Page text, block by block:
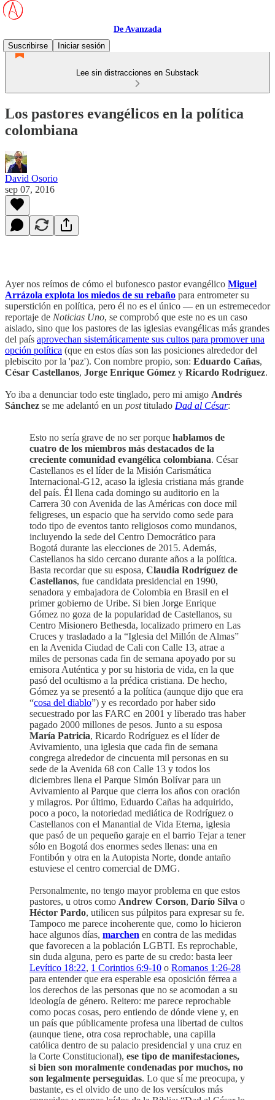
De Avanzada
Suscribirse
Iniciar sesión
Lee sin distracciones en Substack
Los pastores evangélicos en la política
colombiana
David Osorio
sep 07, 2016
Ayer nos reímos de cómo el bufonesco pastor evangélico Miguel
Arrázola explota los miedos de su rebaño para entrometer su
superstición en política, pero él no es el único — en un estremecedor
reportaje de Noticias Uno, se comprobó que este no es un caso
aislado, sino que los pastores de las iglesias evangélicas más grandes
del país aprovechan sistemáticamente sus cultos para promover una
opción política (que en estos días son las posiciones alrededor del
plebiscito por la 'paz'). Con nombre propio, son: Eduardo Cañas,
César Castellanos, Jorge Enrique Gómez y Ricardo Rodríguez.
Yo iba a denunciar todo este tinglado, pero mi amigo Andrés
Sánchez se me adelantó en un posttitulado Dad al César:
Esto no sería grave de no ser porque hablamos de
cuatro de los miembros más destacados de la
creciente comunidad evangélica colombiana. César
Castellanos es el líder de la Misión Carismática
Internacional-G12, acaso la iglesia cristiana más grande
del país. Él llena cada domingo su auditorio en la
Carrera 30 con Avenida de las Américas con doce mil
feligreses, un espacio que ha servido como sede para
todo tipo de eventos tanto religiosos como mundanos,
incluyendo la sede del Centro Democrático para
Bogotá durante las elecciones de 2015. Además,
Castellanos ha sido cercano durante años a la política.
Basta recordar que su esposa, Claudia Rodríguez de
Castellanos, fue candidata presidencial en 1990,
senadora y embajadora de Colombia en Brasil en el
primer gobierno de Uribe. Si bien Jorge Enrique
Gómez no goza de la popularidad de Castellanos, su
Centro Misionero Bethesda, localizado primero en Las
Cruces y trasladado a la “Iglesia del Millón de Almas”
en la Avenida Ciudad de Cali con Calle 13, atrae a
miles de personas cada fin de semana apoyado por su
emisora Auténtica y por su historia de vida, en la que
pasó del ocultismo a la prédica cristiana. De hecho,
Gómez ya se presentó a la política (aunque dijo que era
“cosa del diablo”) y es recordado por haber sido
secuestrado por las FARC en 2001 y liberado tras haber
pagado 2000 millones de pesos. Junto a su esposa
María Patricia, Ricardo Rodríguez es el líder de
Avivamiento, una iglesia que cada fin de semana
congrega alrededor de cincuenta mil personas en su
sede de la Avenida 68 con Calle 13 y todos los
diciembres llena el Parque Simón Bolívar para un
Avivamiento al Parque que cierra los años con oración
y milagros. Por último, Eduardo Cañas ha adquirido,
poco a poco, la notoriedad mediática de Rodríguez o
Castellanos con el Manantial de Vida Eterna, iglesia
que pasó de un pequeño garaje en el barrio Tejar a tener
sólo en Bogotá dos enormes sedes llenas: una en
Fontibón y otra en la Autopista Norte, donde antaño
estuviese el centro comercial de DMG.
Personalmente, no tengo mayor problema en que estos
pastores, u otros como Andrew Corson, Darío Silva o
Héctor Pardo, utilicen sus púlpitos para expresar su fe.
Tampoco me parece incoherente que, como lo hicieron
hace algunos días, marchen en contra de las medidas
que favorecen a la población LGBTI. Es reprochable,
sin duda alguna, pero es parte de su credo: basta leer
Levítico 18:22, 1 Corintios 6:9-10 o Romanos 1:26-28
para entender que era esperable esa oposición férrea a
los derechos de las personas que no se acomodan a su
ideología de género. Reitero: me parece reprochable
como pocas cosas, pero entiendo de dónde viene y, en
un país que públicamente profesa una libertad de cultos
(aunque tiene, otra cosa reprochable, una capilla
católica dentro de su palacio presidencial y una cruz en
la Corte Constitucional), ese tipo de manifestaciones,
si bien son moralmente condenadas por muchos, no
son legalmente perseguidas. Lo que sí me preocupa, y
bastante, es el olvido de uno de los versículos más